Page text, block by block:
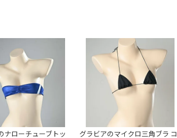
黒） メイドブラ〈黒×ブラックリボン〉
ナローチューブトッ
グラビアのマイクロ三角ブラ コ